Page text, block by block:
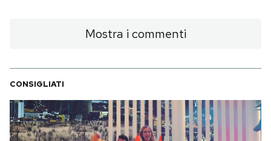
Mostra i commenti
CONSIGLIATI